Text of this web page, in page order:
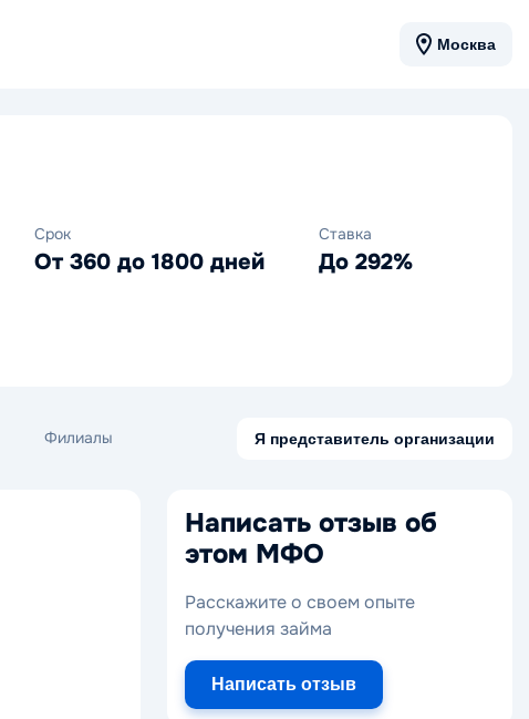
Москва
Срок
От 360 до 1800 дней
Ставка
До 292%
Филиалы Я представитель организации
Написать отзыв об
этом МФО
Расскажите о своем опыте
получения займа
Написать отзыв